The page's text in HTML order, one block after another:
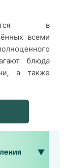
в
всеми
блюда
а также